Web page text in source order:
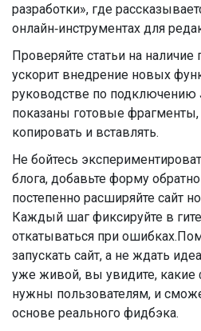
разработки», где
онлайн‑инструментах для
Проверяйте статьи на
ускорит внедрение новых
руководстве по подключению
показаны готовые
копировать и вставлять.
Не бойтесь
блога, добавьте форму
постепенно расширяйте сайт
Каждый шаг фиксируйте в
откатываться при
запускать сайт, а не ждать
уже живой, вы увидите, какие
нужны пользователям, и
основе реального фидбэка.